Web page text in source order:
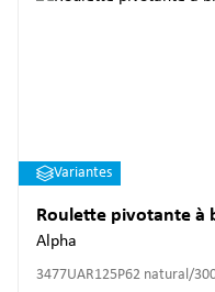
Variantes
Roulette pivotante à
Alpha
3477UAR125P62 natural/